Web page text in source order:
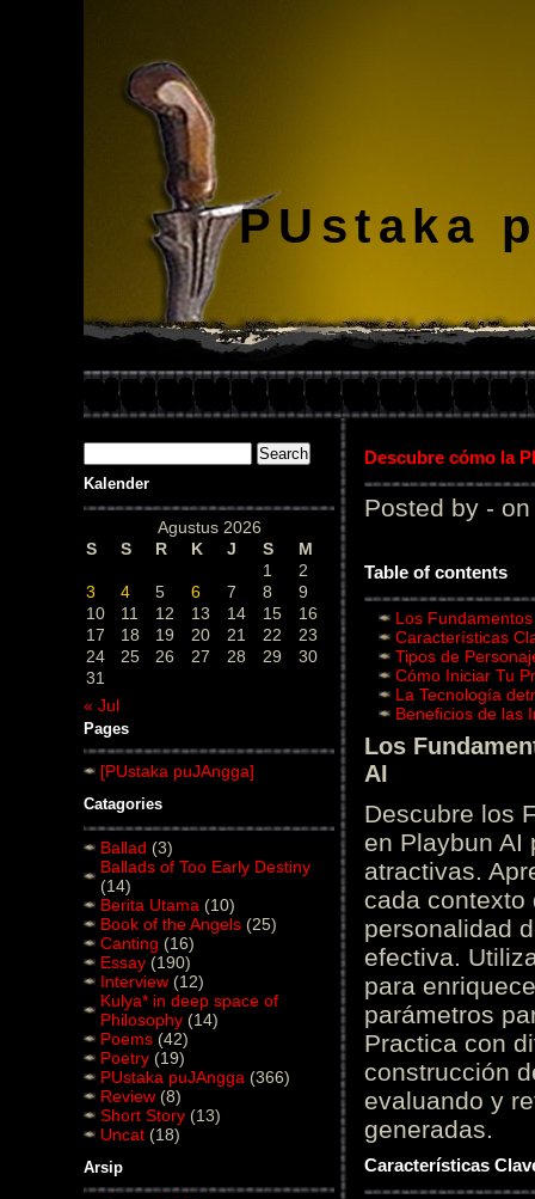
PUstaka
Kalender
Agustus 2026
S
S R K J S
M
1
2
3
4 5 6 7 8
9
10
11 12 13 14 15
16
17
18 19 20 21 22
23
24
25 26 27 28 29
30
31
« Jul
Pages
[PUstaka puJAngga]
Catagories
Ballad (3)
Ballads of Too Early Destiny
(14)
Berita Utama (10)
Book of the Angels (25)
Canting (16)
Essay (190)
Interview (12)
Kulya* in deep space of
Philosophy (14)
Poems (42)
Poetry (19)
PUstaka puJAngga (366)
Review (8)
Short Story (13)
Uncat (18)
Arsip
Descubre cómo la
Posted by - on
Table of contents
Los
Características
Tipos de
Cómo Iniciar Tu
La Tecnología
Beneficios de las
Los
AI
Descubre los
en Playbun AI
atractivas.
cada contexto
personalidad
efectiva.
para
parámetros
Practica con
construcción
evaluando y
generadas.
Características